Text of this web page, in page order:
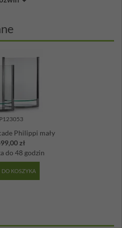
o określonej wysokości
P123053
Philippi mały
zł
do 48 godzin
DO KOSZYKA